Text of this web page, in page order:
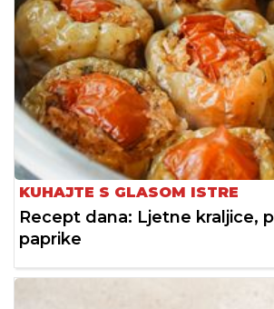
KUHAJTE S GLASOM ISTRE
Recept dana: Ljetne kraljice,
paprike